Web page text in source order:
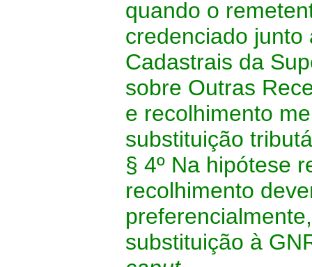
quando o
credenciado
Cadastrais da
sobre Outras
e recolhimento
substituição
§ 4º Na hipótese
recolhimento
substituição à